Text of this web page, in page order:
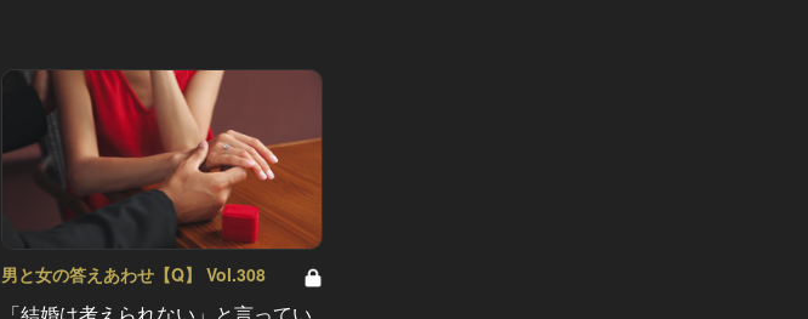
男と女の答えあわせ【Q】 Vol.308
「結婚は考えられない」と言ってい